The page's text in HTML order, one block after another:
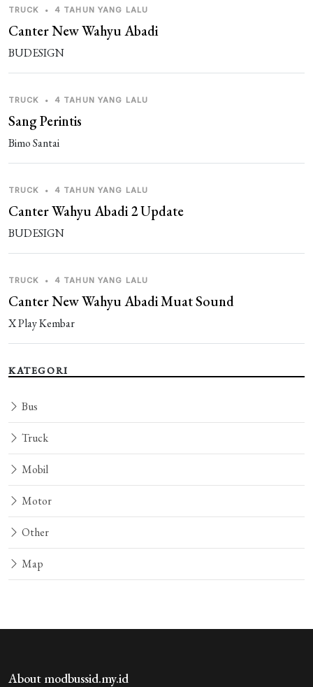
AmAk
Guest_UFQJD
vino
TRUCK • 4 TAHUN YANG LALU
Canter New Wahyu Abadi
BUDESIGN
TRUCK • 4 TAHUN YANG LALU
Sang Perintis
Bimo Santai
TRUCK • 4 TAHUN YANG LALU
Canter Wahyu Abadi 2 Update
BUDESIGN
TRUCK • 4 TAHUN YANG LALU
Canter New Wahyu Abadi Muat Sound
X Play Kembar
KATEGORI
Bus
Truck
Mobil
Motor
Other
Map
About modbussid.my.id